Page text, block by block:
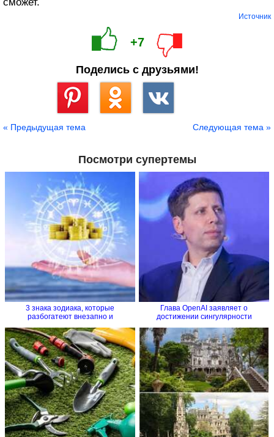
Источник
+7
Поделись с друзьями!
« Предыдущая тема Следующая тема »
Посмотри супертемы
3 знака зодиака, которые
разбогатеют внезапно и
Глава OpenAI заявляет о
достижении сингулярности